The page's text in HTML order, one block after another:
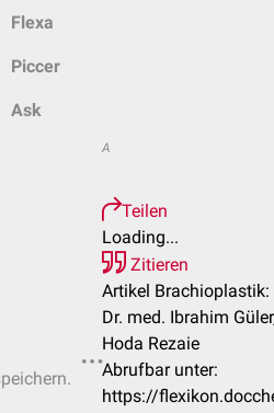
Flexa
Piccer
Ask
A
Teilen
Loading...
Zitieren
Artikel Brachioplastik:
Dr. med. Ibrahim
Hoda Rezaie
Abrufbar unter:
https://